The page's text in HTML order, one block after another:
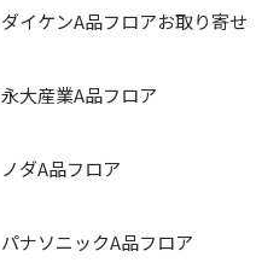
ダイケンA品フロアお取り寄せ
永大産業A品フロア
ノダA品フロア
パナソニックA品フロア